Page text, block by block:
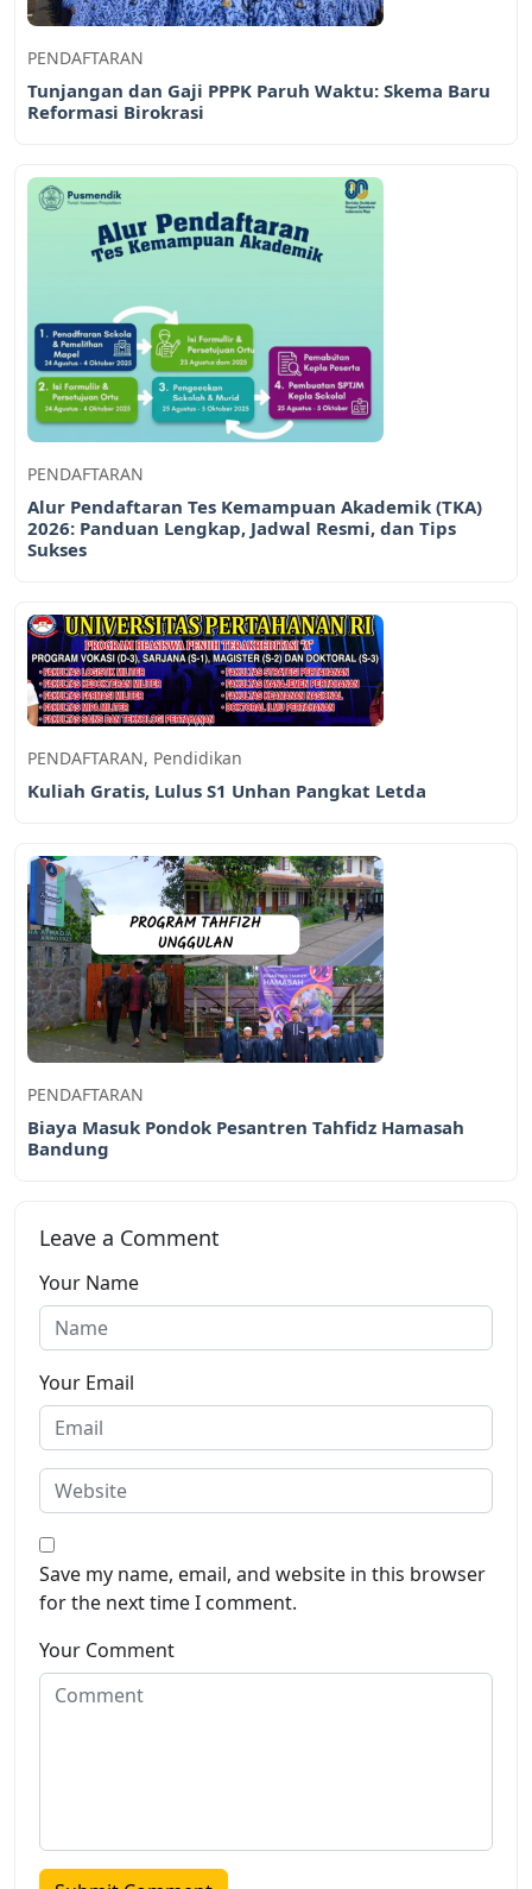
PENDAFTARAN
Tunjangan dan Gaji PPPK Paruh Waktu: Skema Baru
Reformasi Birokrasi
PENDAFTARAN
Alur Pendaftaran Tes Kemampuan Akademik (TKA)
2026: Panduan Lengkap, Jadwal Resmi, dan Tips
Sukses
PENDAFTARAN, Pendidikan
Kuliah Gratis, Lulus S1 Unhan Pangkat Letda
PENDAFTARAN
Biaya Masuk Pondok Pesantren Tahfidz Hamasah
Bandung
Leave a Comment
Your Name
Your Email
Save my name, email, and website in this browser
for the next time I comment.
Your Comment